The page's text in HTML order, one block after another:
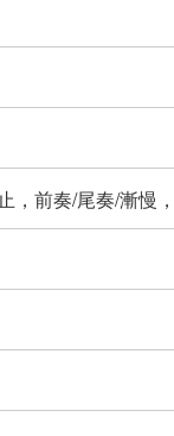
，前奏/尾奏/漸慢